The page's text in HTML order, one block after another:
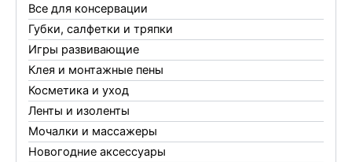
Все для консервации
Губки, салфетки и тряпки
Игры развивающие
Клея и монтажные пены
Косметика и уход
Ленты и изоленты
Мочалки и массажеры
Новогодние аксессуары